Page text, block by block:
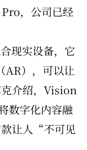
，公司已经
现实设备，它
AR），可以让
介绍，Vision
数字化内容融
款让人“不可见